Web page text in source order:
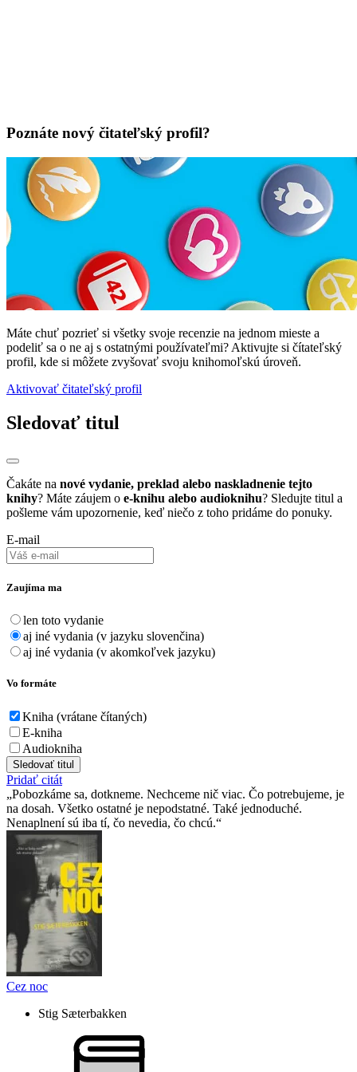
Poznáte nový čitateľský profil?
Máte chuť pozrieť si všetky svoje recenzie na jednom mieste a
podeliť sa o ne aj s ostatnými používateľmi? Aktivujte si čítateľský
profil, kde si môžete zvyšovať svoju knihomoľskú úroveň.
Aktivovať čitateľský profil
Sledovať titul
Čakáte na nové vydanie, preklad alebo naskladnenie tejto
knihy? Máte záujem o e-knihu alebo audioknihu? Sledujte titul a
pošleme vám upozornenie, keď niečo z toho pridáme do ponuky.
E-mail
Zaujíma ma
len toto vydanie
aj iné vydania (v jazyku slovenčina)
aj iné vydania (v akomkoľvek jazyku)
Vo formáte
Kniha (vrátane čítaných)
E-kniha
Audiokniha
Sledovať titul
Pridať citát
Pobozkáme sa, dotkneme. Nechceme nič viac. Čo potrebujeme, je
na dosah. Všetko ostatné je nepodstatné. Také jednoduché.
Nenaplnení sú iba tí, čo nevedia, čo chcú.
Cez noc
Stig Sæterbakken